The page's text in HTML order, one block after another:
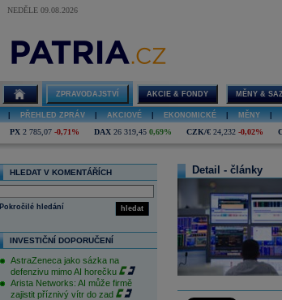
NEDĚLE 09.08.2026
ZPRAVODAJSTVÍ AKCIE & FONDY MĚNY &
PŘEHLED ZPRÁV AKCIOVÉ EKONOMICKÉ MĚNY
PX 2 785,07 -0,71% DAX 26 319,45 0,69% CZK/€ 24,232 -0,02%
HLEDAT V KOMENTÁŘÍCH
hledat
Pokročilé hledání
INVESTIČNÍ DOPORUČENÍ
AstraZeneca jako sázka na
defenzivu mimo AI horečku
Arista Networks: AI může firmě
zajistit příznivý vítr do zad
Detail - články